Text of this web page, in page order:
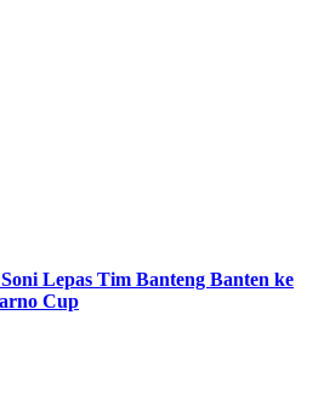
Lepas Tim Banteng Banten ke
Cup